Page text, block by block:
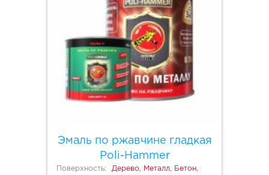
Эмаль по ржавчине гладкая
Poli-Hammer
Поверхность:
Дерево, Металл, Бетон,